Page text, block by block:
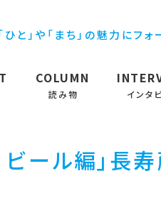
と」や「まち」の魅力にフ
COLUMN
読み物 インタ
ール編」長寿